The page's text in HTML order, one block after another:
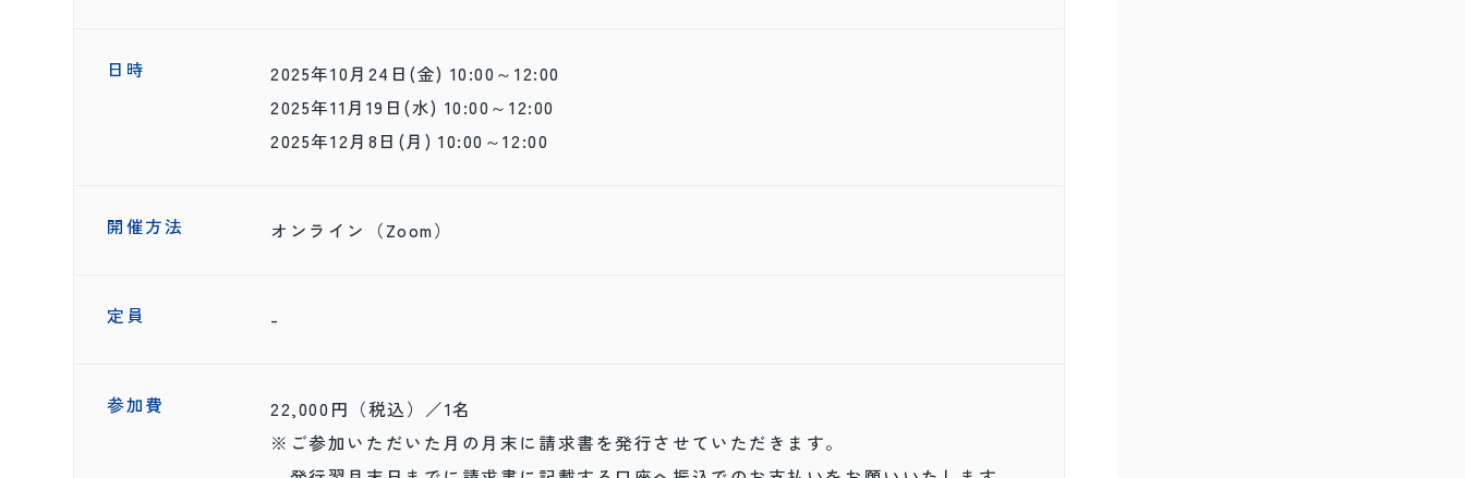
日時
2025年10月24日(金) 10:00～12:00
2025年11月19日(水) 10:00～12:00
2025年12月8日(月) 10:00～12:00
開催方法 オンライン（Zoom）
定員 -
参加費
22,000円（税込）／1名
※ご参加いただいた月の月末に請求書を発行させていただきます。